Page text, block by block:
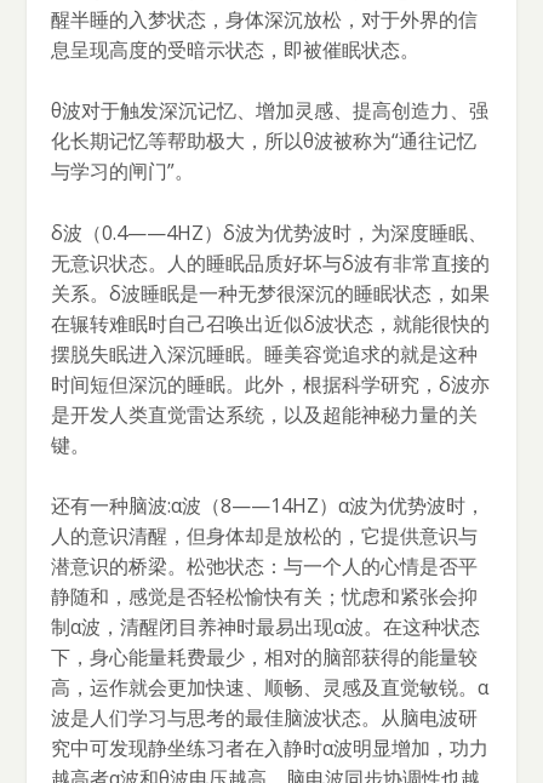
醒半睡的入梦状态，身体深沉放松，对于外界的信
息呈现高度的受暗示状态，即被催眠状态。
θ波对于触发深沉记忆、增加灵感、提高创造力、强
化长期记忆等帮助极大，所以θ波被称为“通往记忆
与学习的闸门”。
δ波（0.4——4HZ）δ波为优势波时，为深度睡眠、
无意识状态。人的睡眠品质好坏与δ波有非常直接的
关系。δ波睡眠是一种无梦很深沉的睡眠状态，如果
在辗转难眠时自己召唤出近似δ波状态，就能很快的
摆脱失眠进入深沉睡眠。睡美容觉追求的就是这种
时间短但深沉的睡眠。此外，根据科学研究，δ波亦
是开发人类直觉雷达系统，以及超能神秘力量的关
键。
还有一种脑波:α波（8——14HZ）α波为优势波时，
人的意识清醒，但身体却是放松的，它提供意识与
潜意识的桥梁。松弛状态：与一个人的心情是否平
静随和，感觉是否轻松愉快有关；忧虑和紧张会抑
制α波，清醒闭目养神时最易出现α波。在这种状态
下，身心能量耗费最少，相对的脑部获得的能量较
高，运作就会更加快速、顺畅、灵感及直觉敏锐。α
波是人们学习与思考的最佳脑波状态。从脑电波研
究中可发现静坐练习者在入静时α波明显增加，功力